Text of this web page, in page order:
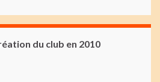
du club en 2010